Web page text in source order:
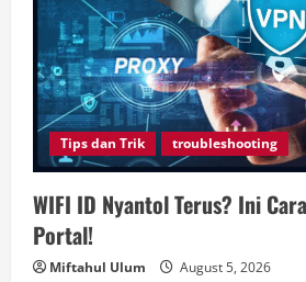
Tips dan Trik troubleshooting
WIFI ID Nyantol Terus? Ini
Portal!
Miftahul Ulum August 5, 2026